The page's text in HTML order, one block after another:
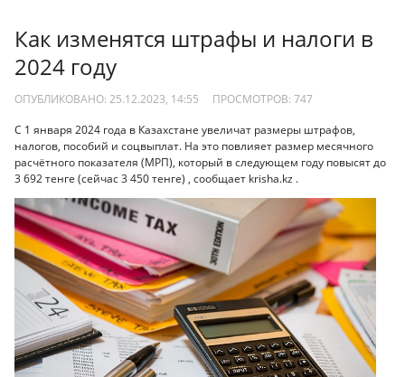
Как изменятся штрафы и налоги в
2024 году
ОПУБЛИКОВАНО: 25.12.2023, 14:55 ПРОСМОТРОВ: 747
С 1 января 2024 года в Казахстане увеличат размеры штрафов,
налогов, пособий и соцвыплат. На это повлияет размер месячного
расчётного показателя (МРП), который в следующем году повысят до
3 692 тенге (сейчас 3 450 тенге) , сообщает krisha.kz .